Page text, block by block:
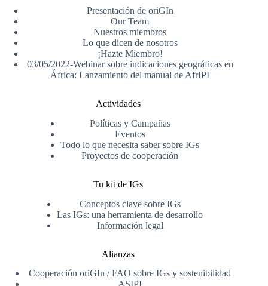
Presentación de oriGIn
Our Team
Nuestros miembros
Lo que dicen de nosotros
¡Hazte Miembro!
03/05/2022-Webinar sobre indicaciones geográficas en
África: Lanzamiento del manual de AfrIPI
Actividades
Políticas y Campañas
Eventos
Todo lo que necesita saber sobre IGs
Proyectos de cooperación
Tu kit de IGs
Conceptos clave sobre IGs
Las IGs: una herramienta de desarrollo
Información legal
Alianzas
Cooperación oriGIn / FAO sobre IGs y sostenibilidad